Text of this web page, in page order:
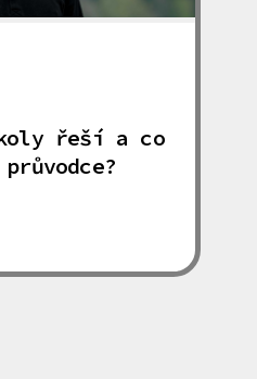
řeší a co